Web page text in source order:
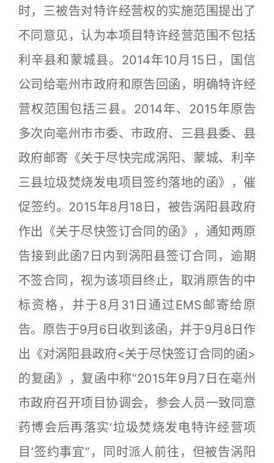
时，三被告对特许经营权的实施范围提出了
不同意见，认为本项目特许经营范围不包括
利辛县和蒙城县。2014年10月15日，国信
公司给亳州市政府和原告回函，明确特许经
营权范围包括三县。2014年、2015年原告
多次向亳州市市委、市政府、三县县委、县
政府邮寄《关于尽快完成涡阳、蒙城、利辛
三县垃圾焚烧发电项目签约落地的函》，催
促签约。2015年8月18日，被告涡阳县政府
作出《关于尽快签订合同的函》，通知两原
告接到此函7日内到涡阳县签订合同，逾期
不签合同，视为该项目终止，取消原告的中
标资格，并于8月31日通过EMS邮寄给原
告。原告于9月6日收到该函，并于9月8日作
出《对涡阳县政府<关于尽快签订合同的函>
的复函》，复函中称“2015年9月7日在亳州
市政府召开项目协调会，参会人员一致同意
药博会后再落实‘垃圾焚烧发电特许经营项
目’签约事宜”，同时派人前往，但被告涡阳